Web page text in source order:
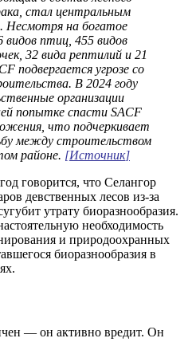
стал центральным
Несмотря на богатое
видов птиц, 455 видов
32 вида рептилий и 21
подвергается угрозе со
В 2024 году
организации
попытке спасти SACF
что подчеркивает
между строительством
районе. [Источник]
говорится, что Селангор
девственных лесов из-за
утрату биоразнообразия.
необходимость
и природоохранных
биоразнообразия в
— он активно вредит. Он